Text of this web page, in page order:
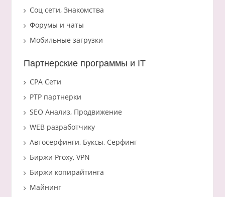
Соц сети, Знакомства
Форумы и чаты
Мобильные загрузки
Партнерские программы и IT
CPA Сети
PTP партнерки
SEO Анализ, Продвижение
WEB разработчику
Автосерфинги, Буксы, Серфинг
Биржи Proxy, VPN
Биржи копирайтинга
Майнинг